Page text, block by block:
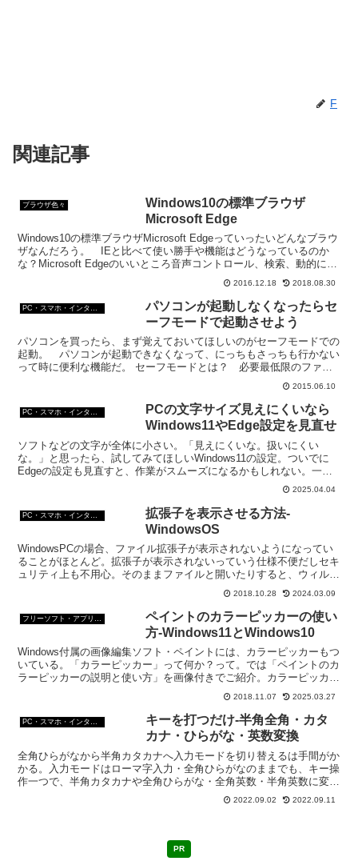
F
関連記事
ブラウザ色々
Windows10の標準ブラウザ
Microsoft Edge
Windows10の標準ブラウザMicrosoft Edgeっていったいどんなブラウ
ザなんだろう。 IEと比べて使い勝手や機能はどうなっているのか
な？Microsoft Edgeのいいところ音声コントロール、検索、動的にア
2016.12.18 2018.08.30
PC・スマホ・インターネットトラブルの解消方法
パソコンが起動しなくなったらセ
ーフモードで起動させよう
パソコンを買ったら、まず覚えておいてほしいのがセーフモードでの
起動。 パソコンが起動できなくなって、にっちもさっちも行かない
って時に便利な機能だ。 セーフモードとは？ 必要最低限のファイ
ルやデバイスドライバのみを読み込んでパソコンを起動する...2015.06.10
PCの文字サイズ見えにくいなら
Windows11やEdge設定を見直せ
ソフトなどの文字が全体に小さい。「見えにくいな。扱いにくい
な。」と思ったら、試してみてほしいWindows11の設定。ついでに
Edgeの設定も見直すと、作業がスムーズになるかもしれない。一度
2025.04.04
拡張子を表示させる方法-
WindowsOS
WindowsPCの場合、ファイル拡張子が表示されないようになってい
ることがほとんど。拡張子が表示されないっていう仕様不便だしセキ
ュリティ上も不用心。そのままファイルと開いたりすると、ウィルス
などに感染することもある。表示させよう。
2018.10.28 2024.03.09
フリーソフト・アプリ・Webサービス
ペイントのカラーピッカーの使い
方-Windows11とWindows10
Windows付属の画像編集ソフト・ペイントには、カラーピッカーもつ
いている。「カラーピッカー」って何か？って。では「ペイントのカ
ラーピッカーの説明と使い方」を画像付きでご紹介。カラーピッカー
の使い方を覚えると便利なこと間違いなし。
2018.11.07 2025.03.27
PC・スマホ・インターネットトラブルの解消方法
キーを打つだけ-半角全角・カタ
カナ・ひらがな・英数変換
全角ひらがなから半角カタカナへ入力モードを切り替えるは手間がか
かる。入力モードはローマ字入力・全角ひらがなのままでも、キー操
作一つで、半角カタカナや全角ひらがな・全角英数・半角英数に変換
できる。この操作を覚えると作業速度が大幅に早くなるよ。
2022.09.02 2022.09.11
PR